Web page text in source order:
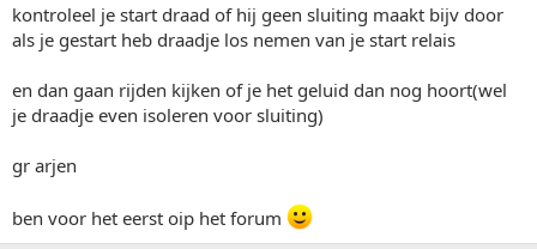
kontroleel je start draad of hij geen sluiting maakt bijv door
als je gestart heb draadje los nemen van je start relais
en dan gaan rijden kijken of je het geluid dan nog hoort(wel
je draadje even isoleren voor sluiting)
gr arjen
ben voor het eerst oip het forum